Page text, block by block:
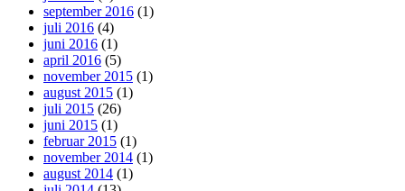
september 2016 (1)
juli 2016 (4)
juni 2016 (1)
april 2016 (5)
november 2015 (1)
august 2015 (1)
juli 2015 (26)
juni 2015 (1)
februar 2015 (1)
november 2014 (1)
august 2014 (1)